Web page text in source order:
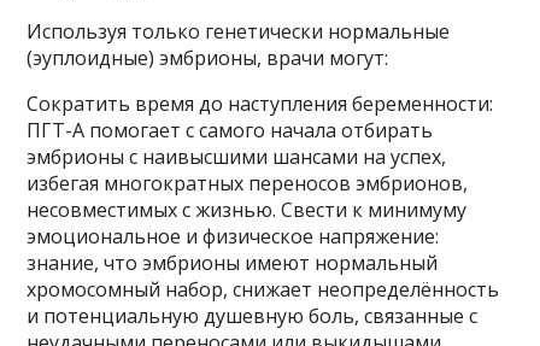
Используя только генетически нормальные
(эуплоидные) эмбрионы, врачи могут:
Сократить время до наступления беременности:
ПГТ-А помогает с самого начала отбирать
эмбрионы с наивысшими шансами на успех,
избегая многократных переносов эмбрионов,
несовместимых с жизнью. Свести к минимуму
эмоциональное и физическое напряжение:
знание, что эмбрионы имеют нормальный
хромосомный набор, снижает неопределённость
и потенциальную душевную боль, связанные с